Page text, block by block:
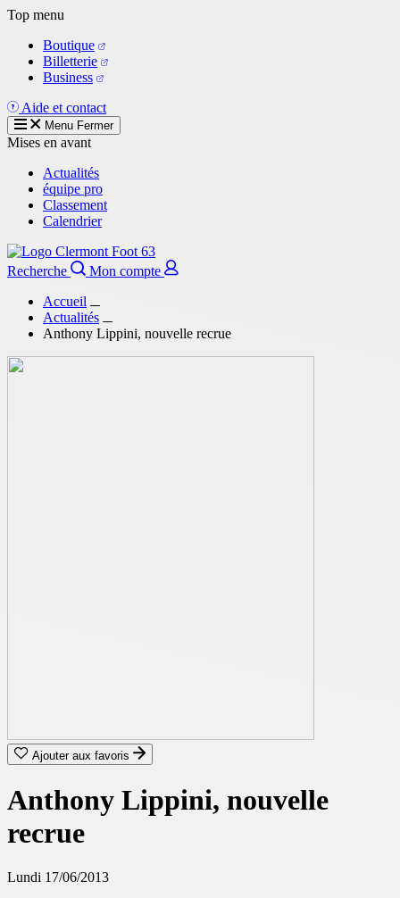
Aller
contenu
principal
Top menu
Boutique
Billetterie
Business
Aide et contact
Menu Fermer
Mises en avant
Actualités
équipe pro
Classement
Calendrier
Recherche
Mon compte
Accueil
Actualités
Anthony Lippini, nouvelle recrue
Ajouter aux favoris
Anthony Lippini, nouvelle
recrue
Lundi 17/06/2013